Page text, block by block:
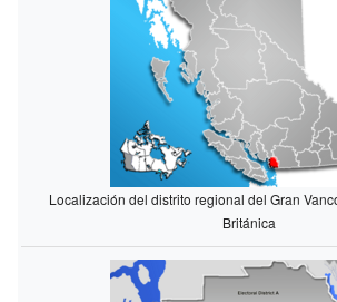
Localización del distrito regional del Gran
Británica